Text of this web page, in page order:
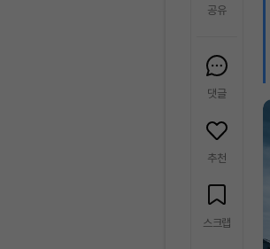
공유
댓글
추천
스크랩